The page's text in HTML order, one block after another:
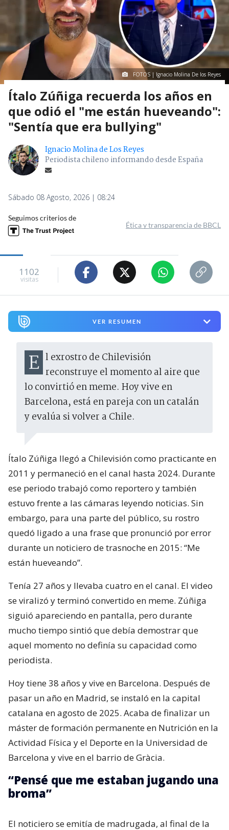
FOTOS | Ignacio Molina De los Reyes
Ítalo Zúñiga recuerda los años en
que odió el "me están hueveando":
"Sentía que era bullying"
Ignacio Molina de Los Reyes
Periodista chileno informando desde España
Sábado 08 Agosto, 2026 | 08:24
Seguimos criterios de
Ética y transparencia de BBCL
1102
visitas
VER RESUMEN
El exrostro de Chilevisión reconstruye el momento al aire que
lo convirtió en meme. Hoy vive en
Barcelona, está en pareja con un catalán
y evalúa si volver a Chile.
Ítalo Zúñiga llegó a Chilevisión como practicante en
2011 y permaneció en el canal hasta 2024. Durante
ese periodo trabajó como reportero y también
estuvo frente a las cámaras leyendo noticias. Sin
embargo, para una parte del público, su rostro
quedó ligado a una frase que pronunció por error
durante un noticiero de trasnoche en 2015: “Me
están hueveando”.
Tenía 27 años y llevaba cuatro en el canal. El video
se viralizó y terminó convertido en meme. Zúñiga
siguió apareciendo en pantalla, pero durante
mucho tiempo sintió que debía demostrar que
aquel momento no definía su capacidad como
periodista.
Hoy tiene 38 años y vive en Barcelona. Después de
pasar un año en Madrid, se instaló en la capital
catalana en agosto de 2025. Acaba de finalizar un
máster de formación permanente en Nutrición en la
Actividad Física y el Deporte en la Universidad de
Barcelona y vive en el barrio de Gràcia.
“Pensé que me estaban jugando una
broma”
El noticiero se emitía de madrugada, al final de la